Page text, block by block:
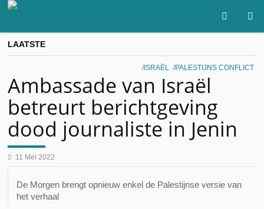
LAATSTE
ISRAËL PALESTIJNS CONFLICT
Ambassade van Israël
betreurt berichtgeving
dood journaliste in Jenin
11 Mei 2022
De Morgen brengt opnieuw enkel de Palestijnse versie van
het verhaal